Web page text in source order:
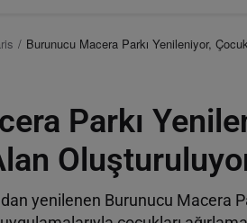
Burunucu Macera Parkı Yenileniyor,
Parkı
yenilenen Burunucu Macera